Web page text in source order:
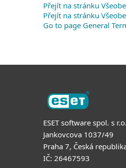
Přejít na stránku
Přejít na stránku
Go to page General
ESET software spol. s r.o.
Jankovcova 1037/49
Praha 7, Česká
IČ: 26467593